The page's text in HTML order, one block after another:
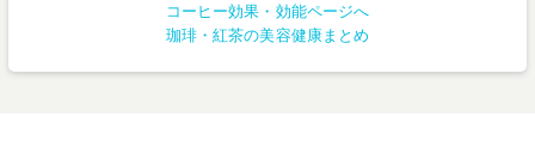
コーヒー効果・効能ページへ
珈琲・紅茶の美容健康まとめ